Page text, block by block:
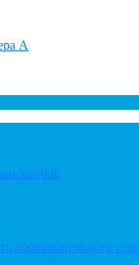
А
образовательного